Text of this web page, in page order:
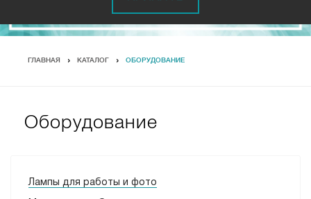
ГЛАВНАЯ КАТАЛОГ ОБОРУДОВАНИЕ
Оборудование
Лампы для работы и фото